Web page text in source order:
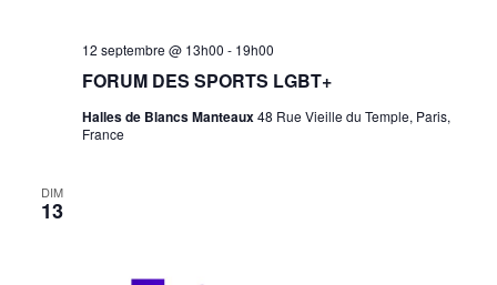
FORUM DES SPORTS LGBT+
12 septembre @ 13h00 - 19h00
Sports
Halles de Blancs Manteaux48 Rue Vieille du Temple, Paris,
France
DIM
13